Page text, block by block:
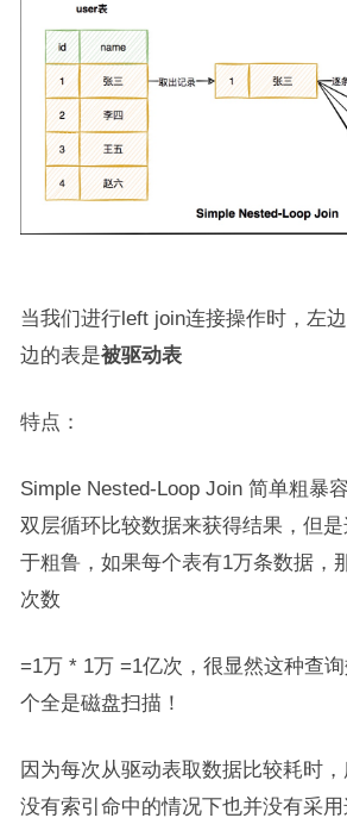
当我们进行left join连接操作时，左
边的表是被驱动表
特点 ：
Simple Nested-Loop Join 简单粗暴
双层循环比较数据来获得结果，但
于粗鲁，如果每个表有1万条数据，
次数
=1万 * 1万 =1亿次，很显然这种查询
个全是磁盘扫描！
因为每次从驱动表取数据比较耗时
没有索引命中的情况下也并没有采